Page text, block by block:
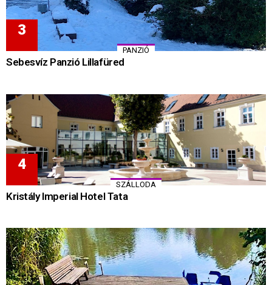
PANZIÓ
Sebesvíz Panzió Lillafüred
SZÁLLODA
Kristály Imperial Hotel Tata